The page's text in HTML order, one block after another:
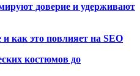
доверие и удерживают
как это повлияет на SEO
костюмов до